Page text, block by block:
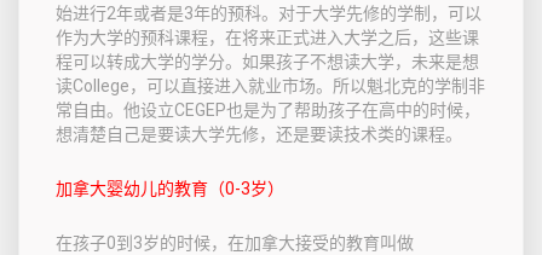
始进行2年或者是3年的预科。对于大学先修的学制，可以
作为大学的预科课程，在将来正式进入大学之后，这些课
程可以转成大学的学分。如果孩子不想读大学，未来是想
读College，可以直接进入就业市场。所以魁北克的学制非
常自由。他设立CEGEP也是为了帮助孩子在高中的时候，
想清楚自己是要读大学先修，还是要读技术类的课程。
加拿大婴幼儿的教育（0-3岁）
在孩子0到3岁的时候，在加拿大接受的教育叫做